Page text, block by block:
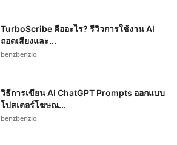
TurboScribe คืออะไร? รีวิวการใช้งาน AI
ถอดเสียงและ...
benzbenzio
วิธีการเขียน AI ChatGPT Prompts ออกแบบ
โปสเตอร์โฆษณ...
benzbenzio